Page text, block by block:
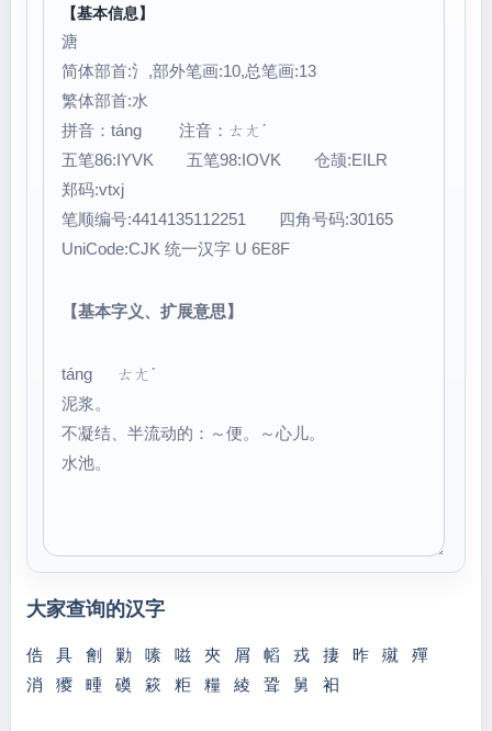
【基本信息】
溏
简体部首:氵,部外笔画:10,总笔画:13
繁体部首:水
拼音：táng 注音：ㄊㄤˊ
五笔86:IYVK 五笔98:IOVK 仓颉:EILR
郑码:vtxj
笔顺编号:4414135112251 四角号码:30165
UniCode:CJK 统一汉字 U 6E8F
【基本字义、扩展意思】
táng ㄊㄤˊ
泥浆。
不凝结、半流动的：～便。～心儿。
水池。
大家查询的汉字
俈 具 劊 勦 嗉 嗞 夾 屑 幍 戎 捿 昨 殧
殫
消
獿 畽 磸 篍 粔 糧 綾 聓 舅 衵